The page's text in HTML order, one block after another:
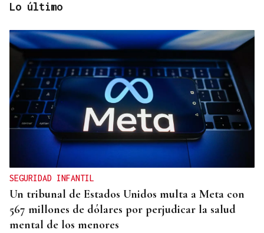
ÁLBUM DE FOTOS
Galería | Mario Ruiz-Tagle, CEO de Iberdrola
España, congrega a numerosas personalidades en
el Foro La Región
Lo último
SEGURIDAD INFANTIL
Un tribunal de Estados Unidos multa a Meta con
567 millones de dólares por perjudicar la salud
mental de los menores